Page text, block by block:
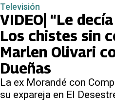
Televisión
VIDEO| “Le
Los chistes sin
Marlen Olivari
Dueñas
La ex Morandé con
su expareja en El